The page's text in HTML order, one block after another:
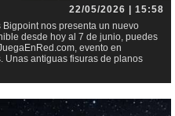
22/05/2026 | 15:58
nos presenta un nuevo
desde hoy al 7 de junio, puedes
evento en
Unas antiguas fisuras de planos